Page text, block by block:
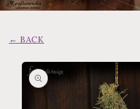
← BACK
Passa alle
informazioni
sul prodotto